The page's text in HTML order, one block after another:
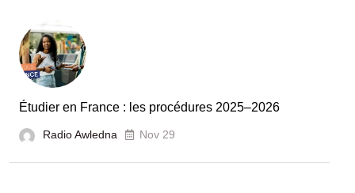
et
écoles
Étudier en France : les procédures 2025–2026
Radio Awledna Nov 29